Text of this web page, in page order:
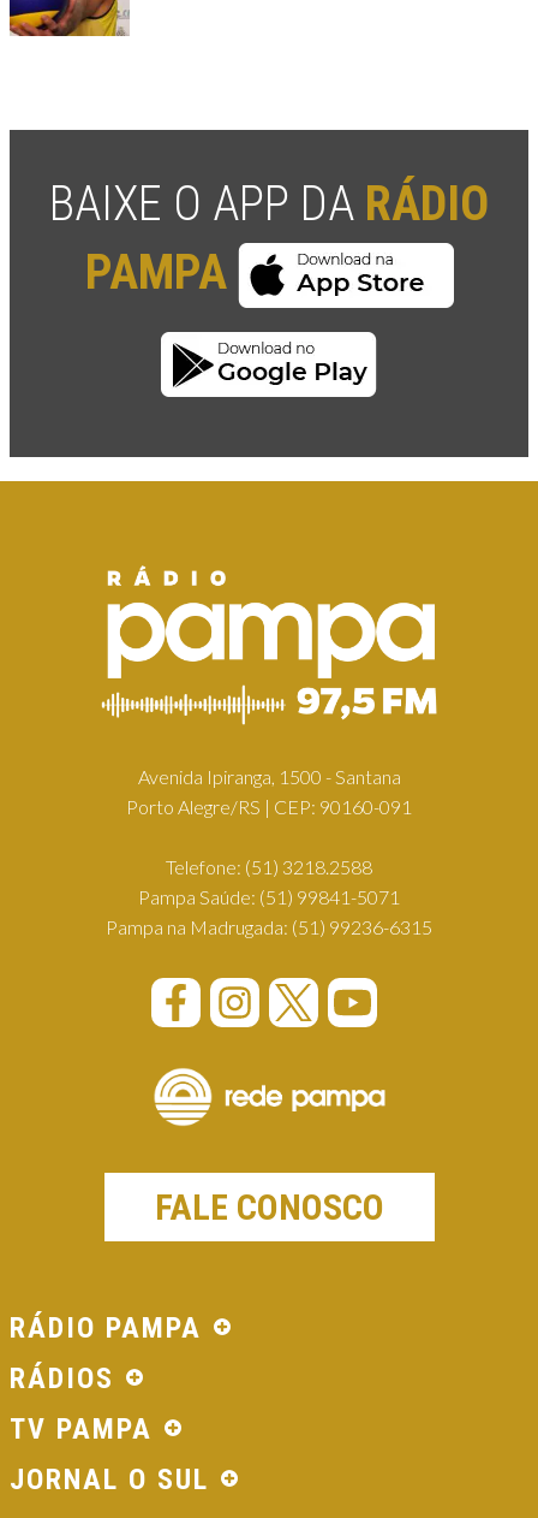
BAIXE O APP DA RÁDIO
PAMPA
Avenida Ipiranga, 1500 - Santana
Porto Alegre/RS | CEP: 90160-091
Telefone: (51) 3218.2588
Pampa Saúde: (51) 99841-5071
Pampa na Madrugada: (51) 99236-6315
FALE CONOSCO
RÁDIO PAMPA
RÁDIOS
TV PAMPA
JORNAL O SUL